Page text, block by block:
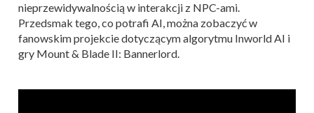
nieprzewidywalnością w interakcji z NPC-ami.
Przedsmak tego, co potrafi AI, można zobaczyć w
fanowskim projekcie dotyczącym algorytmu Inworld AI i
gry Mount & Blade II: Bannerlord.